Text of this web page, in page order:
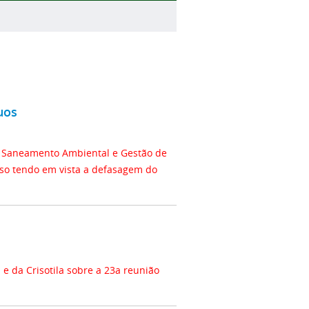
Saneamento Ambiental e Gestão de
tendo em vista a defasagem do
e da Crisotila sobre a 23a reunião